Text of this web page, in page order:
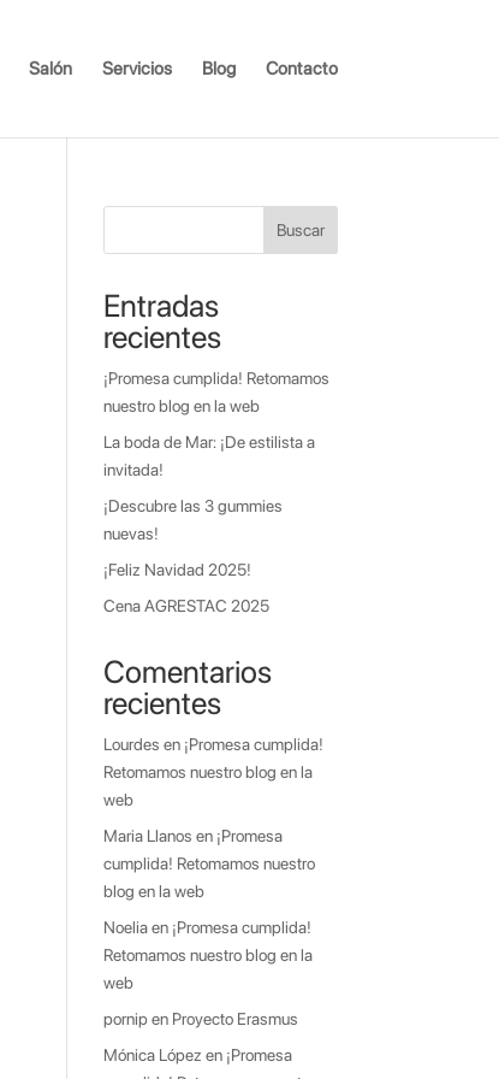
Salón Servicios Blog Contacto
Buscar
Entradas
recientes
¡Promesa cumplida! Retomamos
nuestro blog en la web
La boda de Mar: ¡De estilista a
invitada!
¡Descubre las 3 gummies
nuevas!
¡Feliz Navidad 2025!
Cena AGRESTAC 2025
Comentarios
recientes
Lourdes en ¡Promesa cumplida!
Retomamos nuestro blog en la
web
Maria Llanos en ¡Promesa
cumplida! Retomamos nuestro
blog en la web
Noeliaen ¡Promesa cumplida!
Retomamos nuestro blog en la
web
pornipen Proyecto Erasmus
Mónica López en ¡Promesa